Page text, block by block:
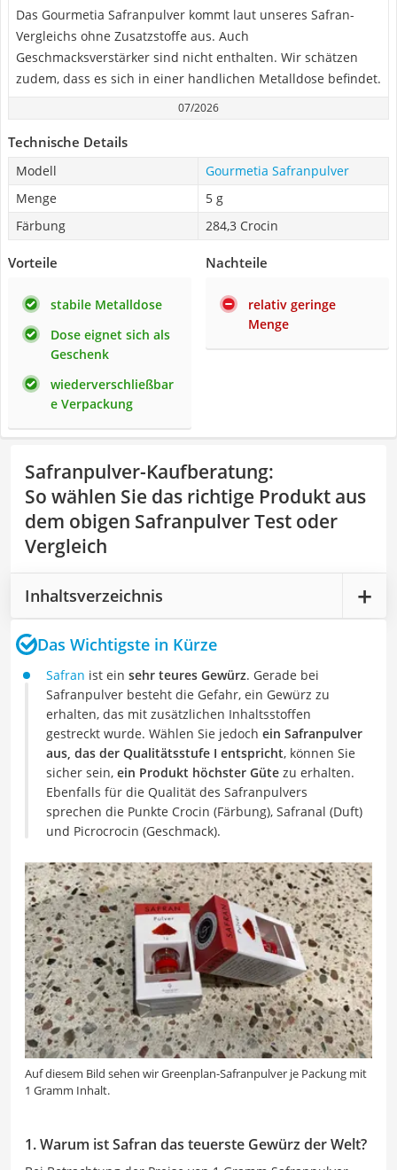
Das Gourmetia Safranpulver kommt laut unseres Safran-
Vergleichs ohne Zusatzstoffe aus. Auch
Geschmacksverstärker sind nicht enthalten. Wir schätzen
zudem, dass es sich in einer handlichen Metalldose befindet.
07/2026
Technische Details
Modell
Gourmetia Safranpulver
Menge
5 g
Färbung
284,3 Crocin
Vorteile
stabile Metalldose
Dose eignet sich als
Geschenk
wiederverschließbar
e Verpackung
Nachteile
relativ geringe
Menge
Safranpulver-Kaufberatung:
So wählen Sie das richtige Produkt aus
dem obigen Safranpulver Test oder
Vergleich
Inhaltsverzeichnis
Das Wichtigste in Kürze
Safran ist ein sehr teures Gewürz. Gerade bei
Safranpulver besteht die Gefahr, ein Gewürz zu
erhalten, das mit zusätzlichen Inhaltsstoffen
gestreckt wurde. Wählen Sie jedoch ein Safranpulver
aus, das der Qualitätsstufe I entspricht, können Sie
sicher sein, ein Produkt höchster Güte zu erhalten.
Ebenfalls für die Qualität des Safranpulvers
sprechen die Punkte Crocin (Färbung), Safranal (Duft)
und Picrocrocin (Geschmack).
Auf diesem Bild sehen wir Greenplan-Safranpulver je Packung mit
1 Gramm Inhalt.
1. Warum ist Safran das teuerste Gewürz der Welt?